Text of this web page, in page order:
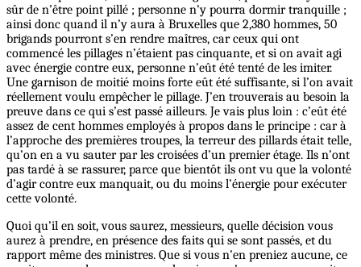
sûr de n’être point pillé ; personne n’y pourra dormir tranquille ;
ainsi donc quand il n’y aura à Bruxelles que 2,380 hommes, 50
brigands pourront s’en rendre maîtres, car ceux qui ont
commencé les pillages n’étaient pas cinquante, et si on avait agi
avec énergie contre eux, personne n’eût été tenté de les imiter.
Une garnison de moitié moins forte eût été suffisante, si l’on avait
réellement voulu empêcher le pillage. J’en trouverais au besoin la
preuve dans ce qui s’est passé ailleurs. Je vais plus loin : c’eût été
assez de cent hommes employés à propos dans le principe : car à
l’approche des premières troupes, la terreur des pillards était telle,
qu’on en a vu sauter par les croisées d’un premier étage. Ils n’ont
pas tardé à se rassurer, parce que bientôt ils ont vu que la volonté
d’agir contre eux manquait, ou du moins l’énergie pour exécuter
cette volonté.
Quoi qu’il en soit, vous saurez, messieurs, quelle décision vous
aurez à prendre, en présence des faits qui se sont passés, et du
rapport même des ministres. Que si vous n’en preniez aucune, ce